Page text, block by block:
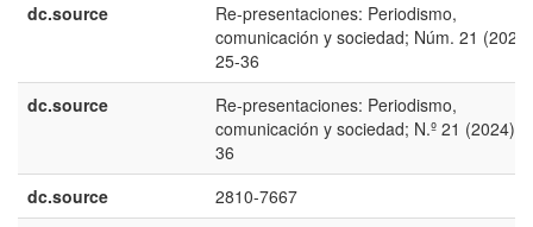
dc.source
Re-presentaciones: Periodismo,
comunicación y sociedad; Núm. 21
25-36
dc.source
Re-presentaciones: Periodismo,
comunicación y sociedad; N.º 21 (2024);
36
dc.source
2810-7667